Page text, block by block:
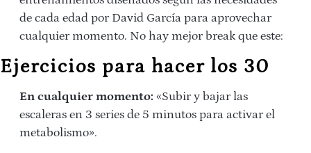
de cada edad por David García para aprovechar
cualquier momento. No hay mejor break que este:
Ejercicios para hacer los 30
En cualquier momento: «Subir y bajar las
escaleras en 3 series de 5 minutos para activar el
metabolismo».